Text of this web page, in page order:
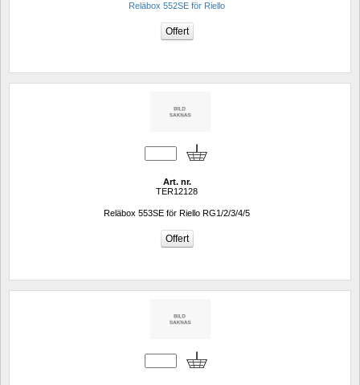
Reläbox 552SE för Riello
Art. nr.
TER12128
Reläbox 553SE för Riello RG1/2/3/4/5